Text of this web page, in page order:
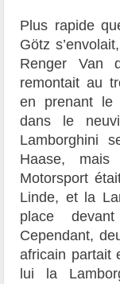
Plus rapide
Götz
Renger Van
remontait au
en prenant le
dans le
Lamborghini
Haase,
Motorsport
Linde, et la
place
Cependant,
africain partait
lui la